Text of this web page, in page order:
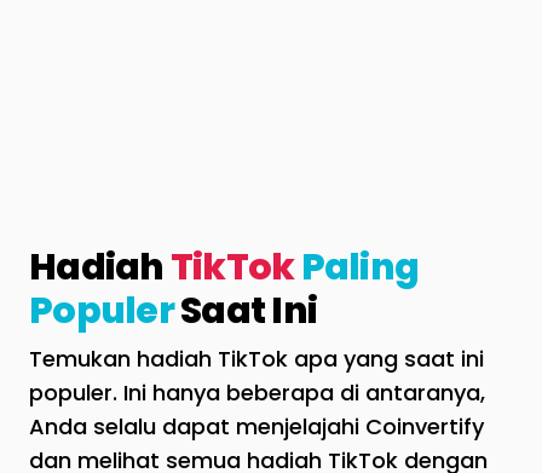
HadiahTikTokPaling
PopulerSaat Ini
Temukan hadiah TikTok apa yang saat ini
populer. Ini hanya beberapa di antaranya,
Anda selalu dapat menjelajahi Coinvertify
dan melihat semua hadiah TikTok dengan